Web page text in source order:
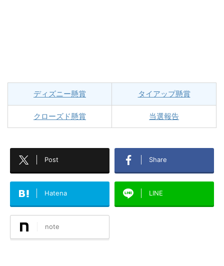
ディズニー懸賞 タイアップ懸賞
クローズド懸賞 当選報告
Post Share
Hatena LINE
note